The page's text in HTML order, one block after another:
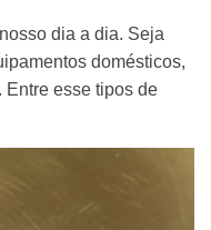
dia a dia. Seja
domésticos,
Entre esse tipos de